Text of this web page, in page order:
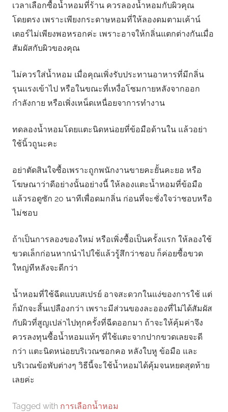
เวลาเลือกซื้อน้ำหอมที่ร้าน ควรลองน้ำหอมกับผิวคุณ
โดยตรง เพราะเพียงกระดาษหอมที่ให้ลองดมตามเค้าน์
เตอร์ไม่เพียงพอหรอกค่ะ เพราะอาจให้กลิ่นแตกต่างกันเมื่อ
สัมผัสกับผิวของคุณ
ไม่ควรใส่น้ำหอม เมื่อคุณเพิ่งรับประทานอาหารที่มีกลิ่น
รุนแรงเข้าไป หรือในขณะที่เหงื่อโซมกายหลังจากออก
กำลังกาย หรือเพิ่งเหน็ดเหนื่อยจาการทำงาน
ทดลองน้ำหอมโดยแตะนิดหน่อยที่ข้อมือด้านใน แล้วอย่า
ใช้นิ้วถูนะคะ
อย่าตัดสินใจซื้อเพราะถูกพนักงานขายคะยั้นคะยอ หรือ
โฆษณาว่าดีอย่างนั้นอย่างนี้ ให้ลองแตะน้ำหอมที่ข้อมือ
แล้วรอดูซัก 20 นาทีเพื่อดมกลิ่น ก่อนที่จะชั่งใจว่าชอบหรือ
ไม่ชอบ
ถ้าเป็นการลองของใหม่ หรือเพิ่งซื้อเป็นครั้งแรก ให้ลองใช้
ขวดเล็กก่อนหากนำไปใช้แล้วรู้สึกว่าชอบ ก็ค่อยซื้อขวด
ใหญ่ทีหลังจะดีกว่า
น้ำหอมที่ใช้ฉีดแบบสเปรย์ อาจสะดวกในแง่ของการใช้ แต่
ก็มักจะสิ้นเปลืองกว่า เพราะมีส่วนของละอองที่ไม่ได้สัมผัส
กับผิวที่สูญเปล่าไปทุกครั้งที่ฉีดออกมา ถ้าจะให้คุ้มค่าจึง
ควรลงทุนซื้อน้ำหอมแท้ๆ ที่ใช้แตะจากปากขวดเลยจะดี
กว่า แตะนิดหน่อยบริเวณซอกคอ หลังใบหู ข้อมือ และ
บริเวณข้อพับต่างๆ วิธีนี้จะใช้น้ำหอมได้คุ้มจนหยดสุดท้าย
เลยค่ะ
Tagged with การเลือกน้ำหอม